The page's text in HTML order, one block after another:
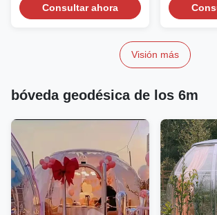
Consultar ahora
Visión más
bóveda geodésica de los 6m